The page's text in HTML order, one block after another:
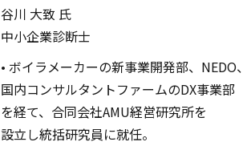
谷川 大致 氏
中小企業診断士
• ボイラメーカーの新事業開発部、NEDO、
国内コンサルタントファームのDX事業部
を経て、合同会社AMU経営研究所を
設立し統括研究員に就任。